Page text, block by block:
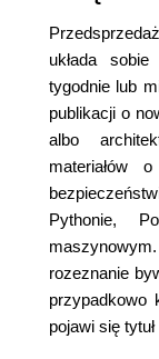
układa
tygodnie lub
publikacji o
albo
materiałów
Pythonie,
rozeznanie
przypadkowo
pojawi się